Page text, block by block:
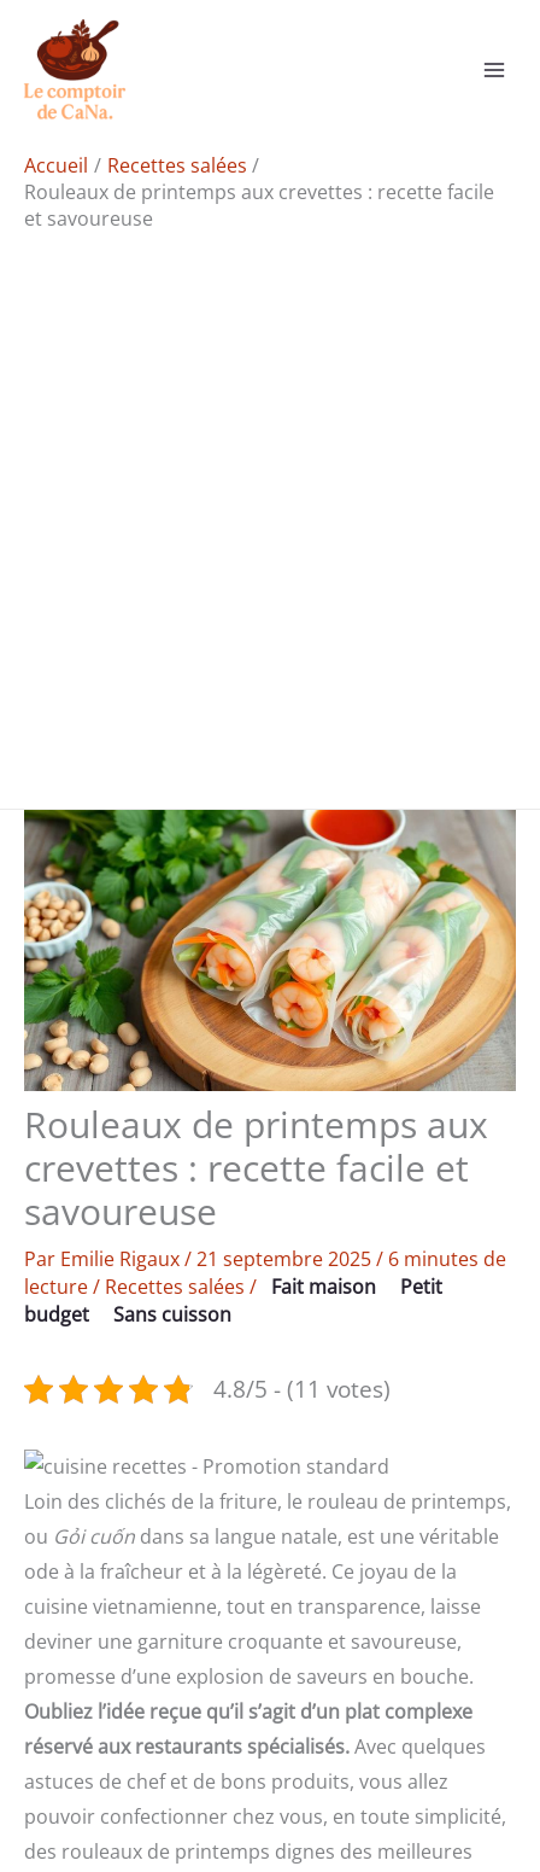
contenu
Accueil
Recettes salées
Rouleaux de printemps aux crevettes : recette facile
et savoureuse
Rouleaux de printemps aux
crevettes : recette facile et
savoureuse
Par Emilie Rigaux/21 septembre 2025/ 6 minutes de
lecture/ Recettes salées / Fait maison
Petit
budget
Sans cuisson
4.8/5 - (11 votes)
Loin des clichés de la friture, le rouleau de printemps,
ou Gỏi cuốn dans sa langue natale, est une véritable
ode à la fraîcheur et à la légèreté. Ce joyau de la
cuisine vietnamienne, tout en transparence, laisse
deviner une garniture croquante et savoureuse,
promesse d’une explosion de saveurs en bouche.
Oubliez l’idée reçue qu’il s’agit d’un plat complexe
réservé aux restaurants spécialisés.Avec quelques
astuces de chef et de bons produits, vous allez
pouvoir confectionner chez vous, en toute simplicité,
des rouleaux de printemps dignes des meilleures
Rechercher